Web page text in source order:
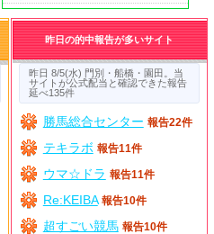
昨日の的中報告が多いサイト
昨日 8/5(水) 門別・船橋・園田。当
サイトが公式配当と確認できた報告
延べ135件
勝馬総合センター 報告22件
テキラボ 報告11件
ウマ☆ドラ 報告11件
Re:KEIBA 報告10件
超すごい競馬 報告10件